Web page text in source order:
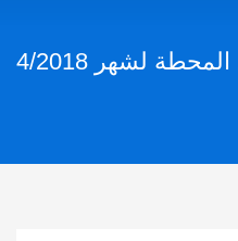
لشهر 4/2018